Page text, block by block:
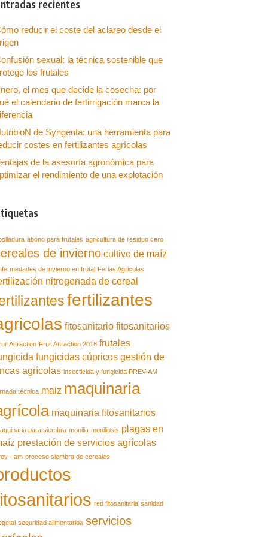
recientes
reducir el coste del aclareo desde el
sexual: la técnica sostenible que
los frutales
el mes que decide la cosecha: por
el calendario de fertirrigación marca la
de Syngenta: una herramienta para
costes en fertilizantes agrícolas
de la asesoría agronómica para
el rendimiento de una explotación
abono para frutales agricultura de residuo cero
de invierno cultivo de maíz
de invierno en frutal Ferias Agricolas
nitrogenada de cereal
fertilizantes
fitosanitario fitosanitarios
Attraction Fruit Attraction 2018 frutales
fungicidas cúpricos gestión de
agrícolas insecticida y fungicida PREV-AM
técnica maiz maquinaria
maquinaria fitosanitarios
para siembra monilia moniliosis plagas en
prestación de servicios agrícolas
- am proceso siembra de cereales
red fitosanitaria sanidad
seguridad alimentarioa servicios